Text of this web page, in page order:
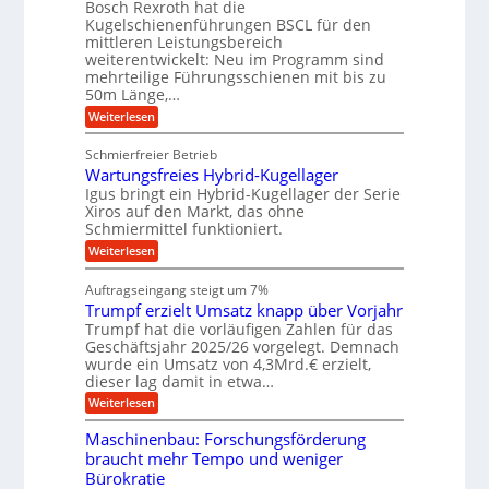
g
e
b
u
n
g
n
s
e
H
u
b
b
e
w
e
g
u
n
g
e
n
o
m
o
t
i
v
e
u
n
d
M
a
s
c
h
i
n
n
b
a
u
l
e
r
W
e
r
k
z
e
u
g
k
r
e
i
s
l
a
u
f
Bosch Rexroth hat die
Kugelschienenführungen BSCL für den
mittleren Leistungsbereich
weiterentwickelt: Neu im Programm sind
mehrteilige Führungsschienen mit bis zu
50m Länge,…
Weiterlesen:
K
g
e
l
s
c
h
i
e
e
n
f
ü
h
r
u
n
g
e
n
B
S
Schmierfreier Betrieb
Wartungsfreies Hybrid-Kugellager
Igus bringt ein Hybrid-Kugellager der Serie
Xiros auf den Markt, das ohne
Schmiermittel funktioniert.
Weiterlesen:
W
r
t
u
n
g
s
f
r
e
e
s
H
Auftragseingang steigt um 7%
Trumpf erzielt Umsatz knapp über Vorjahr
Trumpf hat die vorläufigen Zahlen für das
Geschäftsjahr 2025/26 vorgelegt. Demnach
wurde ein Umsatz von 4,3Mrd.€ erzielt,
dieser lag damit in etwa…
Weiterlesen:
T
u
m
p
Maschinenbau: Forschungsförderung
braucht mehr Tempo und weniger
Bürokratie